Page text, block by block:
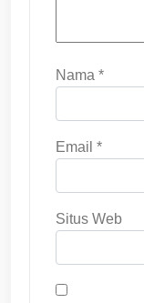
Nama *
Email *
Situs Web